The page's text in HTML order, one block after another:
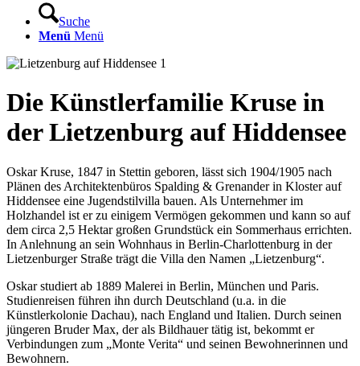
Suche
Menü Menü
Die Künstlerfamilie Kruse in
der Lietzenburg auf Hiddensee
Oskar Kruse, 1847 in Stettin geboren, lässt sich 1904/1905 nach
Plänen des Architektenbüros Spalding & Grenander in Kloster auf
Hiddensee eine Jugendstilvilla bauen. Als Unternehmer im
Holzhandel ist er zu einigem Vermögen gekommen und kann so auf
dem circa 2,5 Hektar großen Grundstück ein Sommerhaus errichten.
In Anlehnung an sein Wohnhaus in Berlin-Charlottenburg in der
Lietzenburger Straße trägt die Villa den Namen „Lietzenburg“.
Oskar studiert ab 1889 Malerei in Berlin, München und Paris.
Studienreisen führen ihn durch Deutschland (u.a. in die
Künstlerkolonie Dachau), nach England und Italien. Durch seinen
jüngeren Bruder Max, der als Bildhauer tätig ist, bekommt er
Verbindungen zum „Monte Verita“ und seinen Bewohnerinnen und
Bewohnern.